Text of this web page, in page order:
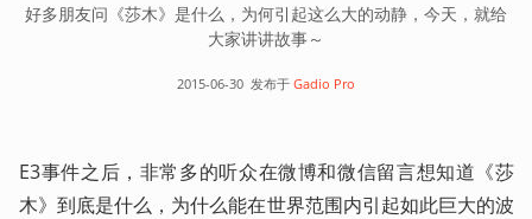
好多朋友问《莎木》是什么，为何引起这么大的动静，今天，就给
大家讲讲故事～
2015-06-30 发布于 Gadio Pro
E3事件之后，非常多的听众在微博和微信留言想知道《莎
木》到底是什么，为什么能在世界范围内引起如此巨大的波